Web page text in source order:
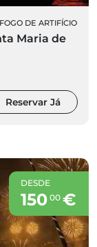
DE ARTIFÍCIO
Maria de
Reservar Já
DESDE
150 00€